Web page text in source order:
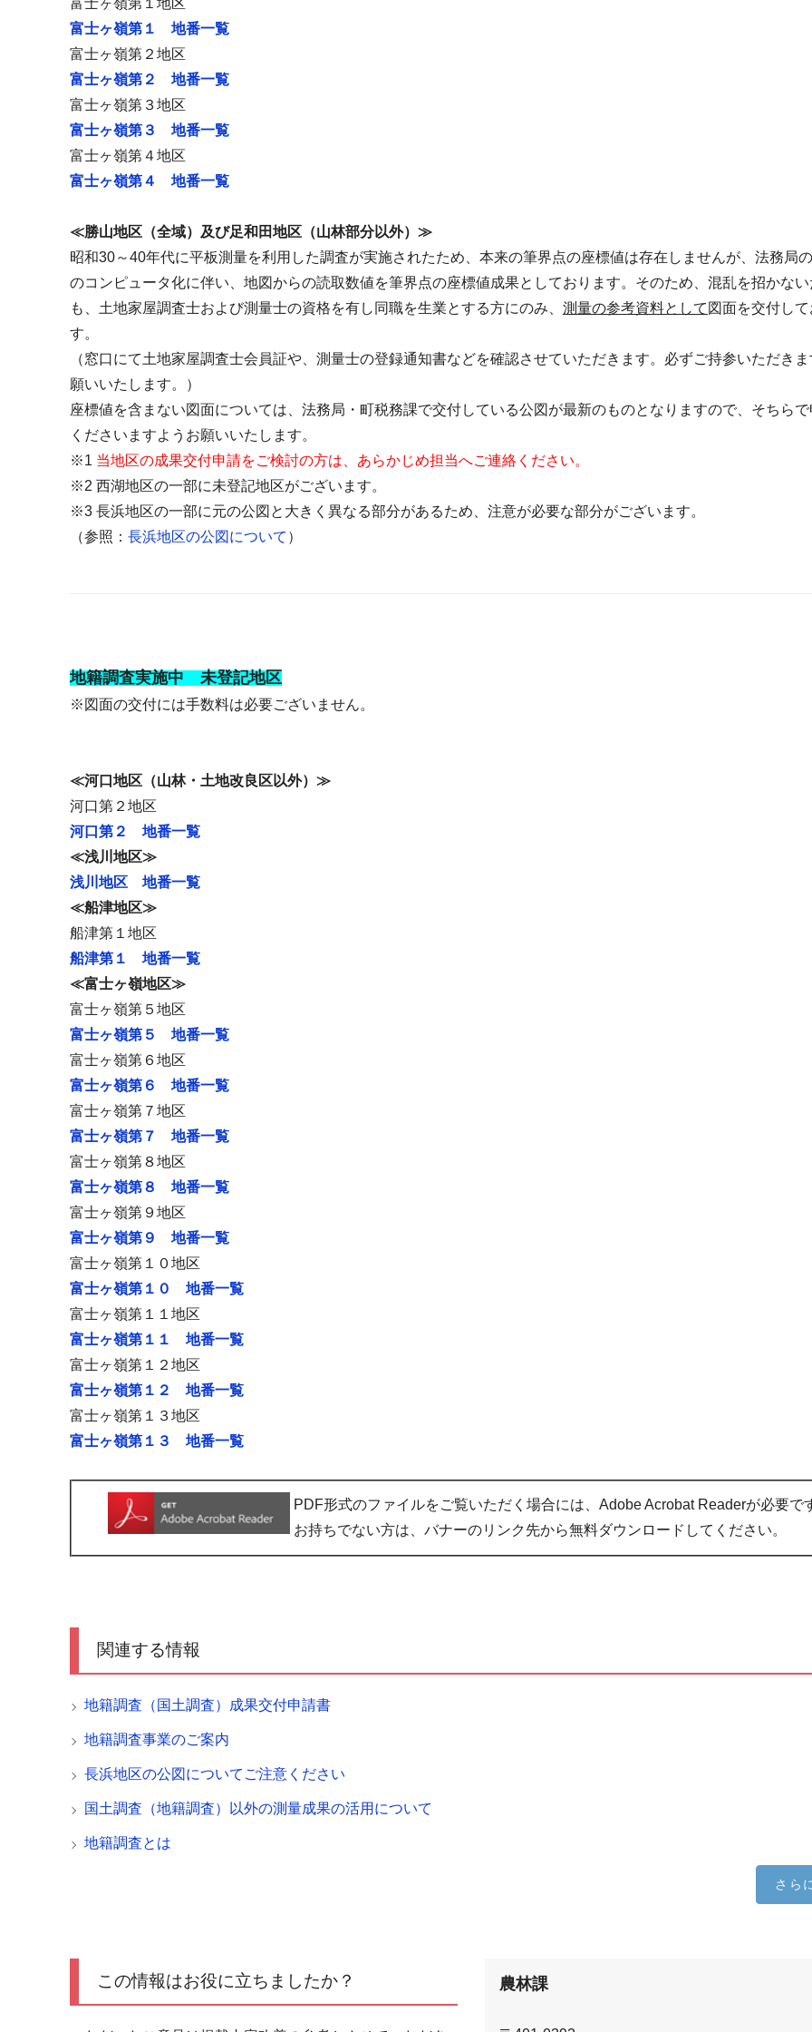
富士ヶ嶺第１地区
富士ヶ嶺第１ 地番一覧
富士ヶ嶺第２地区
富士ヶ嶺第２ 地番一覧
富士ヶ嶺第３地区
富士ヶ嶺第３ 地番一覧
富士ヶ嶺第４地区
富士ヶ嶺第４ 地番一覧
≪勝山地区（全域）及び足和田地区（山林部分以外）≫
昭和30～40年代に平板測量を利用した調査が実施されたため、本来の筆界点の座標値は存在しませんが、法務局
のコンピュータ化に伴い、地図からの読取数値を筆界点の座標値成果としております。そのため、混乱を招かな
も、土地家屋調査士および測量士の資格を有し同職を生業とする方にのみ、 測量の参考資料として 図面を交付し
す。
（窓口にて土地家屋調査士会員証や、測量士の登録通知書などを確認させていただきます。必ずご持参いただき
願いいたします。）
座標値を含まない図面については、法務局・町税務課で交付している公図が最新のものとなりますので、そちら
くださいますようお願いいたします。
※1 当地区の成果交付申請をご検討の方は、あらかじめ担当へご連絡ください。
※2 西湖地区の一部に未登記地区がございます。
※3 長浜地区の一部に元の公図と大きく異なる部分があるため、注意が必要な部分がございます。
（参照： 長浜地区の公図について ）
地籍調査実施中 未登記地区
※図面の交付には手数料は必要ございません。
≪河口地区（山林・土地改良区以外）≫
河口第２地区
河口第２ 地番一覧
≪浅川地区≫
浅川地区 地番一覧
≪船津地区≫
船津第１地区
船津第１ 地番一覧
≪富士ヶ嶺地区≫
富士ヶ嶺第５地区
富士ヶ嶺第５ 地番一覧
富士ヶ嶺第６地区
富士ヶ嶺第６ 地番一覧
富士ヶ嶺第７地区
富士ヶ嶺第７ 地番一覧
富士ヶ嶺第８地区
富士ヶ嶺第８ 地番一覧
富士ヶ嶺第９地区
富士ヶ嶺第９ 地番一覧
富士ヶ嶺第１０地区
富士ヶ嶺第１０ 地番一覧
富士ヶ嶺第１１地区
富士ヶ嶺第１１ 地番一覧
富士ヶ嶺第１２地区
富士ヶ嶺第１２ 地番一覧
富士ヶ嶺第１３地区
富士ヶ嶺第１３ 地番一覧
PDF形式のファイルをご覧いただく場合には、Adobe Acrobat Readerが必要で
お持ちでない方は、バナーのリンク先から無料ダウンロードしてください。
関連する情報
地籍調査（国土調査）成果交付申請書
地籍調査事業のご案内
長浜地区の公図についてご注意ください
国土調査（地籍調査）以外の測量成果の活用について
地籍調査とは
さら
この情報はお役に立ちましたか？ 農林課